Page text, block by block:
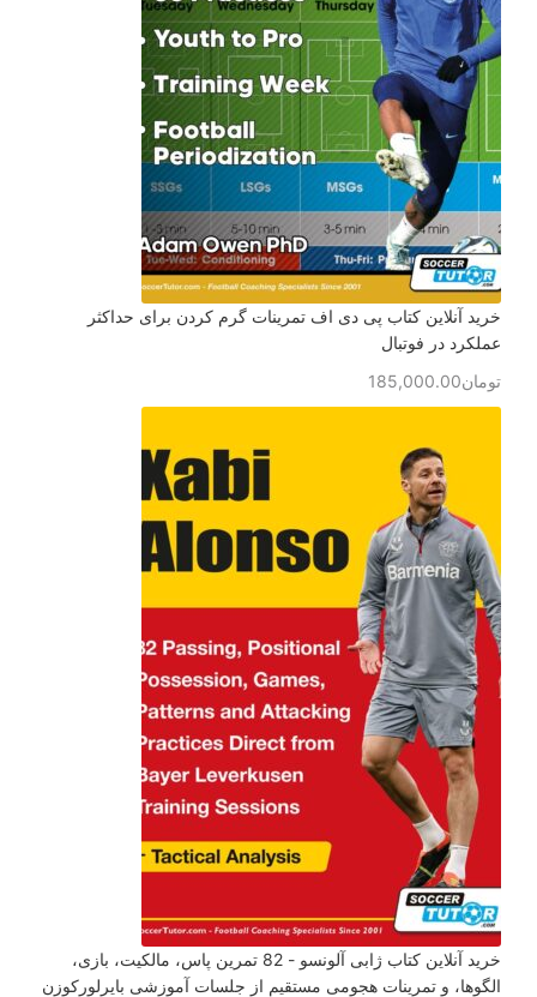
خرید آنلاین کتاب پی دی اف تمرینات گرم کردن برای حداکثر
عملکرد در فوتبال
تومان185,000.00
خرید آنلاین کتاب ژابی آلونسو - 82 تمرین پاس، مالکیت، بازی،
الگوها، و تمرینات هجومی مستقیم از جلسات آموزشی بایرلورکوزن